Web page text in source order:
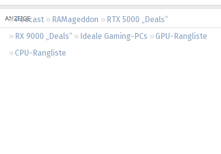
Podcast RAMageddon
RTX 5000 „Deals“
RX 9000 „Deals“
Ideale Gaming-PCs
GPU-Rangliste
CPU-Rangliste